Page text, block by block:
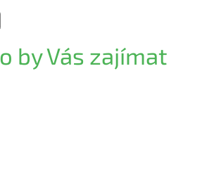
by Vás zajímat